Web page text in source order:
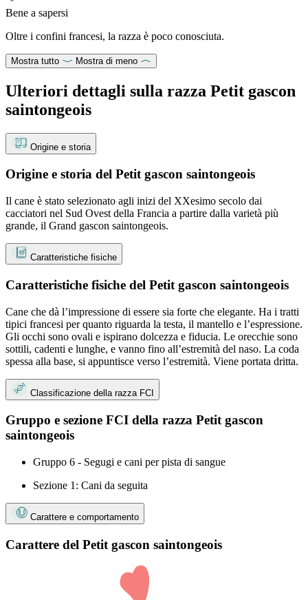
Bene a sapersi
Oltre i confini francesi, la razza è poco conosciuta.
Mostra tutto Mostra di meno
Ulteriori dettagli sulla razza Petit gascon
saintongeois
Origine e storia
Origine e storia del Petit gascon saintongeois
Il cane è stato selezionato agli inizi del XXesimo secolo dai
cacciatori nel Sud Ovest della Francia a partire dalla varietà più
grande, il Grand gascon saintongeois.
Caratteristiche fisiche
Caratteristiche fisiche del Petit gascon saintongeois
Cane che dà l’impressione di essere sia forte che elegante. Ha i tratti
tipici francesi per quanto riguarda la testa, il mantello e l’espressione.
Gli occhi sono ovali e ispirano dolcezza e fiducia. Le orecchie sono
sottili, cadenti e lunghe, e vanno fino all’estremità del naso. La coda
spessa alla base, si appuntisce verso l’estremità. Viene portata dritta.
Classificazione della razza FCI
Gruppo e sezione FCI della razza Petit gascon
saintongeois
Gruppo 6 - Segugi e cani per pista di sangue
Sezione 1: Cani da seguita
Carattere e comportamento
Carattere del Petit gascon saintongeois